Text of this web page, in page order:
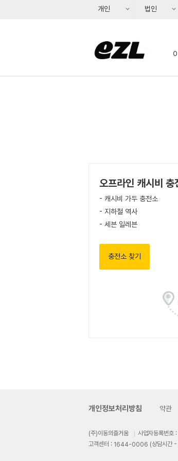
개인 법인
오프라인 캐시비 충
캐시비 가두 충전소
지하철 역사
세븐 일레븐
충전소 찾기
개인정보처리방침 약관
(주)이동의즐거움 사업자등록번
고객센터 : 1644-0006 (상담시간